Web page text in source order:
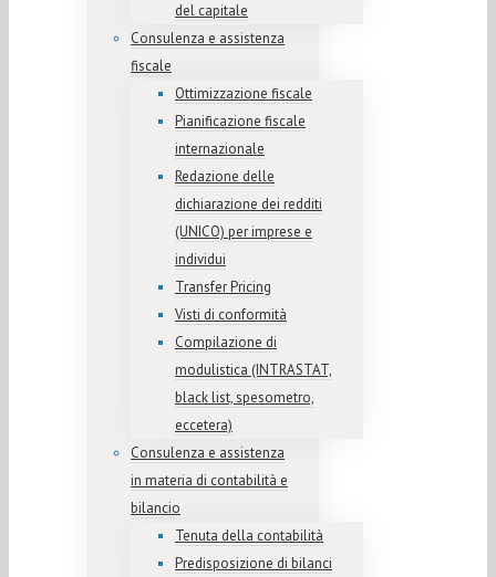
del capitale
Consulenza e assistenza
fiscale
Ottimizzazione fiscale
Pianificazione fiscale
internazionale
Redazione delle
dichiarazione dei redditi
(UNICO) per imprese e
individui
Transfer Pricing
Visti di conformità
Compilazione di
modulistica (INTRASTAT,
black list, spesometro,
eccetera)
Consulenza e assistenza
in materia di contabilità e
bilancio
Tenuta della contabilità
Predisposizione di bilanci